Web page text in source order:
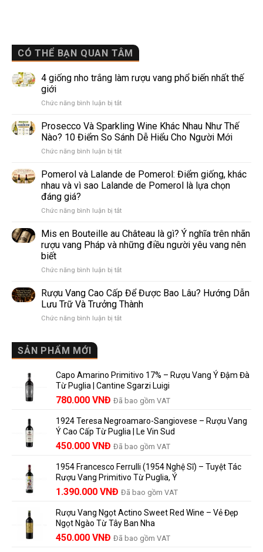
CÓ THỂ BẠN QUAN TÂM
4 giống nho trắng làm rượu vang phổ biến nhất thế
giới
Chức năng bình luận bị tắtở
giống
nho
trắng
làm
vang
phổ
thế
Prosecco Và Sparkling Wine Khác Nhau Như Thế
Nào? 10 Điểm So Sánh Dễ Hiểu Cho Người Mới
Chức năng bình luận bị tắtở
Sparkling
Wine
Nhau
Thế
Nào?
10
So
Dễ
Hiểu
Người
Pomerol và Lalande de Pomerol: Điểm giống, khác
nhau và vì sao Lalande de Pomerol là lựa chọn
đáng giá?
Chức năng bình luận bị tắtở
và
Lalande
de
Điểm
khác
nhau
và
vì
lựa
chọn
đáng
Mis en Bouteille au Château là gì? Ý nghĩa trên nhãn
rượu vang Pháp và những điều người yêu vang nên
biết
Chức năng bình luận bị tắtở
en
Bouteille
au
Château
nhãn
rượu
vang
và
những
người
vang
nên
biết
Rượu Vang Cao Cấp Để Được Bao Lâu? Hướng Dẫn
Lưu Trữ Và Trưởng Thành
Chức năng bình luận bị tắtở
Được
Bao
Lâu?
Hướng
Lưu
Trữ
Và
Thành
SẢN PHẨM MỚI
Capo Amarino Primitivo 17% – Rượu Vang Ý Đậm Đà
Từ Puglia | Cantine Sgarzi Luigi
Giá
là:
858.000 VNĐ.
780.000 VNĐ Giá
tại
là:
780.000 VNĐ.
Đã bao gồm VAT
1924 Teresa Negroamaro-Sangiovese – Rượu Vang
Ý Cao Cấp Từ Puglia | Le Vin Sud
Giá
là:
495.000 VNĐ.
450.000 VNĐ Giá
tại
là:
450.000 VNĐ.
Đã bao gồm VAT
1954 Francesco Ferrulli (1954 Nghệ Sĩ) – Tuyệt Tác
Rượu Vang Primitivo Từ Puglia, Ý
Giá
là:
1.529.000 VNĐ.
1.390.000 VNĐ Giá
tại
là:
1.390.000 VNĐ.
Đã bao gồm VAT
Rượu Vang Ngọt Actino Sweet Red Wine – Vẻ Đẹp
Ngọt Ngào Từ Tây Ban Nha
450.000 VNĐ Đã bao gồm VAT